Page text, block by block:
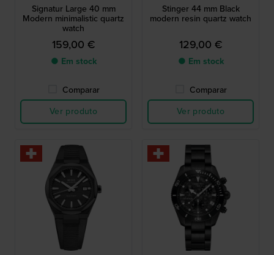
Signatur Large 40 mm
Modern minimalistic quartz
watch
159,00 €
● Em stock
Comparar
Ver produto
Stinger 44 mm Black
modern resin quartz watch
129,00 €
● Em stock
Comparar
Ver produto